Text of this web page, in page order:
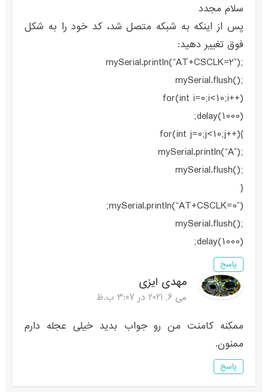
سلام مجدد
پس از اینکه به شبکه متصل شد، کد خود را به شکل
فوق تغییر دهید:
;mySerial.println(“AT+CSCLK=2”)
;()mySerial.flush
for(int i=0;i<10;i++)
delay(1000);
}for(int j=0;j<10;j++)
;mySerial.println(“A”)
;()mySerial.flush
{
mySerial.println(“AT+CSCLK=0”);
;()mySerial.flush
delay(1000);
پاسخ
مهدی ایزی
می 6, 2021 در 3:07 ب.ظ
ممکنه کامنت من رو جواب بدید خیلی عجله دارم
ممنون.
پاسخ